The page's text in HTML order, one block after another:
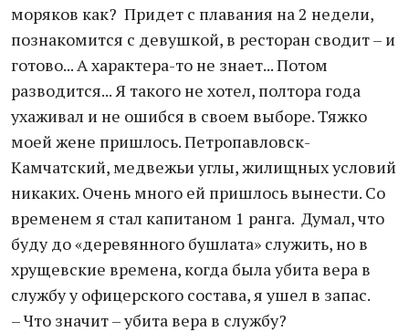
моряков как? Придет с плавания на 2 недели,
познакомится с девушкой, в ресторан сводит – и
готово... А характера-то не знает... Потом
разводится... Я такого не хотел, полтора года
ухаживал и не ошибся в своем выборе. Тяжко
моей жене пришлось. Петропавловск-
Камчатский, медвежьи углы, жилищных условий
никаких. Очень много ей пришлось вынести. Со
временем я стал капитаном 1 ранга. Думал, что
буду до «деревянного бушлата» служить, но в
хрущевские времена, когда была убита вера в
службу у офицерского состава, я ушел в запас.
– Что значит – убита вера в службу?